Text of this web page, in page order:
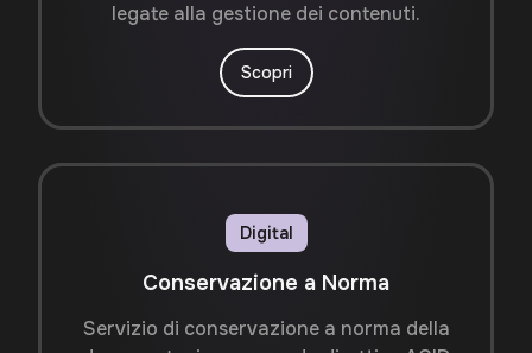
legate alla gestione dei contenuti.
Scopri
Digital
Conservazione a Norma
Servizio di conservazione a norma della